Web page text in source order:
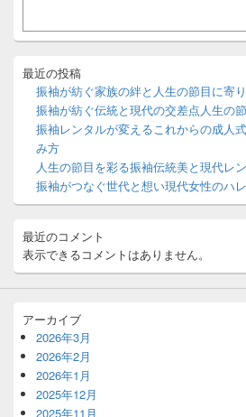
イ
バ
エ
最近の投稿
振袖が紡ぐ家族の絆と人生の節目に寄
振袖が紡ぐ伝統と現代の交差点人生の
振袖レンタルが変えるこれからの成人
み方
人生の節目を彩る振袖伝統美と現代レ
振袖がつなぐ世代と想い現代女性のハ
最近のコメント
表示できるコメントはありません。
アーカイブ
2026年3月
2026年2月
2026年1月
2025年12月
2025年11月